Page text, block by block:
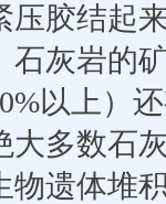
压胶结起
石灰岩的
以上）
大多数石
物遗体堆